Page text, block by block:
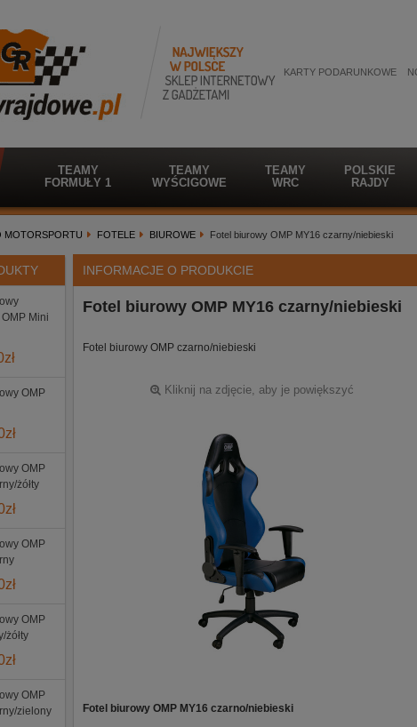
KARTY PODARUNKOWE
TEAMY
FORMUŁY 1
TEAMY
WYŚCIGOWE
TEAMY
WRC
POLSKIE
RAJDY
MOTORSPORTU FOTELE BIUROWE Fotel biurowy OMP MY16 czarny/niebieski
Mini
zł
OMP
zł
OMP
żółty
zł
OMP
zł
OMP
żółty
zł
OMP
zielony
INFORMACJE O PRODUKCIE
Fotel biurowy OMP MY16 czarny/niebieski
Fotel biurowy OMP czarno/niebieski
Kliknij na zdjęcie, aby je powiększyć
Fotel biurowy OMP MY16 czarno/niebieski